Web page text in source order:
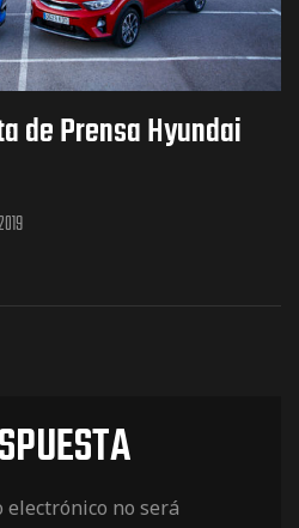
de Prensa Hyundai
electrónico no será